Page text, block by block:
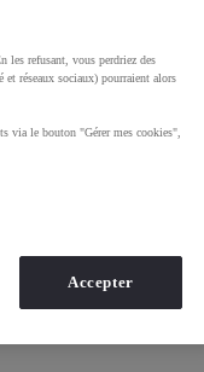
les refusant, vous perdriez des
réseaux sociaux) pourraient alors
via le bouton "Gérer mes cookies",
Accepter